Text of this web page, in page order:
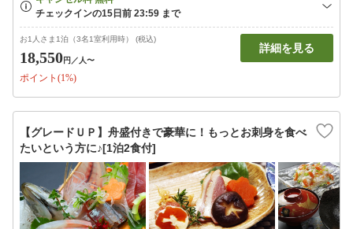
お1人さま1泊（3名1室利用時） (税込)
18,550円 ／人〜
ポイント(1%)
詳細を見る
【グレードＵＰ】舟盛付きで豪華に！もっとお刺身を食べ
たいという方に♪[1泊2食付]